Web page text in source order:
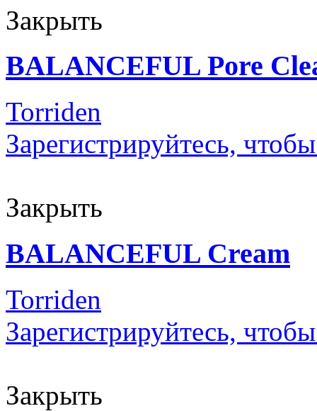
Закрыть
BALANCEFUL Pore
Torriden
Зарегистрируйтесь,
Закрыть
BALANCEFUL Cream
Torriden
Зарегистрируйтесь,
Закрыть